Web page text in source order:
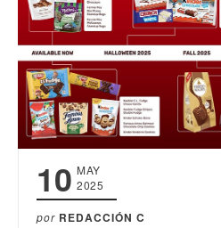
10 MAY
2025
por REDACCIÓN C